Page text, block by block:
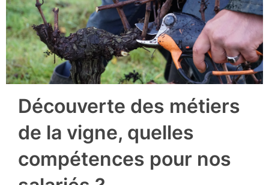
Découverte des métiers
de la vigne, quelles
compétences pour nos